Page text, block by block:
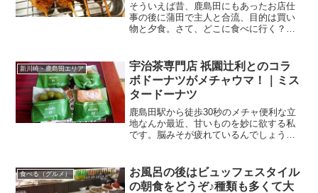
そういえば昔、鹿島田にもあったお店仕
事の後に蒲田で主人と合流、目的は買い
物と夕食。さて、どこに食べに行く？と
の西口は、かなり開拓したし、東口もJR
と京急の蒲田駅をつなぐ...
新川崎・鹿島田エリア
宇治茶専門店 祇園辻利とのコラ
ボドーナツがメチャウマ！｜ミス
タードーナツ
鹿島田駅から徒歩30秒のメチャ便利な立
地なんか最近、甘いものを妙に欲する私
です。脳みそが疲れているんでしょう
札口を出て、正面に伸びているペデスト
リアンデッキを渡った突...
食べる（グルメ）
お風呂の後はビュッフェスタイル
の朝食をどうぞ♪種類も多くて大